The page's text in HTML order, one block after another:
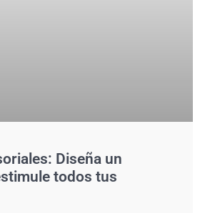
Diseña un
todos tus